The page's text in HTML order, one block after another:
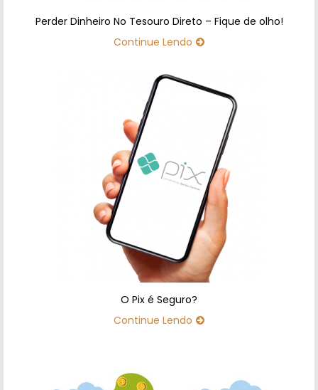
Perder Dinheiro No Tesouro Direto – Fique de olho!
Continue Lendo
O Pix é Seguro?
Continue Lendo